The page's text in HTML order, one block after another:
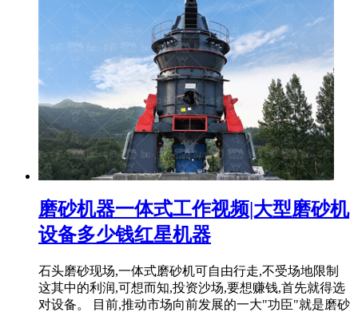
磨砂机器一体式工作视频|大型磨砂机
设备多少钱红星机器
石头磨砂现场,一体式磨砂机可自由行走,不受场地限制
这其中的利润,可想而知,投资沙场,要想赚钱,首先就得选
对设备。 目前,推动市场向前发展的一大"功臣"就是磨砂